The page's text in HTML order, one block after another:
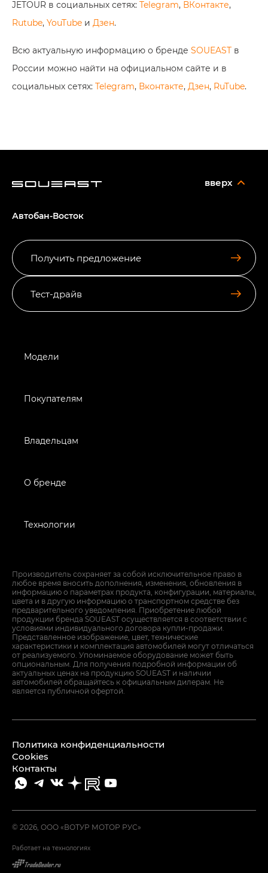
JETOUR в социальных сетях: Telegram, ВКонтакте,
Rutube, YouTube и Дзен.
Всю актуальную информацию о бренде SOUEAST в
России можно найти на официальном сайте и в
социальных сетях: Telegram, Вконтакте, Дзен, RuTube.
Получить предложение
Тест-драйв
вверх
Автобан-Восток
Модели
Покупателям
Владельцам
О бренде
Технологии
Производитель сохраняет за собой исключительное право в
любое время вносить дополнения, изменения, обновления в
информацию о параметрах продукта, конфигурации, материалы,
цвета и в другую информацию о транспортном средстве без
предварительного уведомления. Приобретение любой
продукции бренда SOUEAST осуществляется в соответствии с
условиями индивидуального договора купли-продажи.
Представленное изображение, цвет, технические
характеристики и комплектация автомобилей могут отличаться
от реализуемого. Упоминаемое оборудование может быть
опциональным. Для получения подробной информации об
актуальных ценах на продукцию SOUEAST и наличии
автомобилей обращайтесь к официальным дилерам. Не
является публичной офертой.
© 2026, ООО «ВОТУР МОТОР РУС»
Политика конфиденциальности
Cookies
Контакты
Работает на технологиях